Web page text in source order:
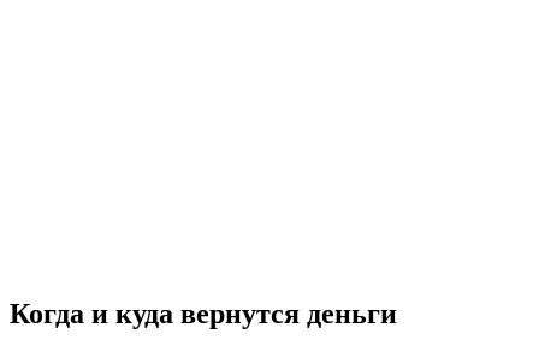
Когда и куда вернутся деньги